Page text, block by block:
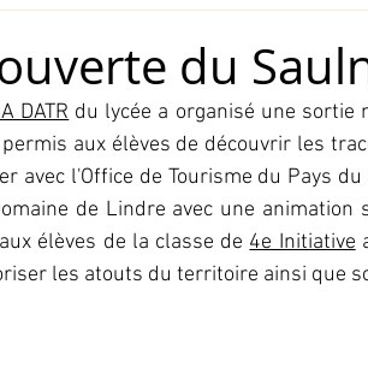
du
DATR du lycée a organisé une sortie
aux élèves de découvrir les
avec l'Office de Tourisme du Pays
de Lindre avec une animation
élèves de la classe de 4e Initiative
les atouts du territoire ainsi que